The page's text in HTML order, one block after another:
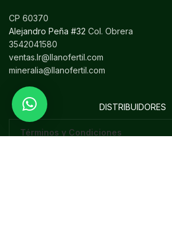
CP 60370
Alejandro Peña #32 Col. Obrera
3542041580
ventas.lr@llanofertil.com
mineralia@llanofertil.com
DISTRIBUIDORES
Términos y Condiciones